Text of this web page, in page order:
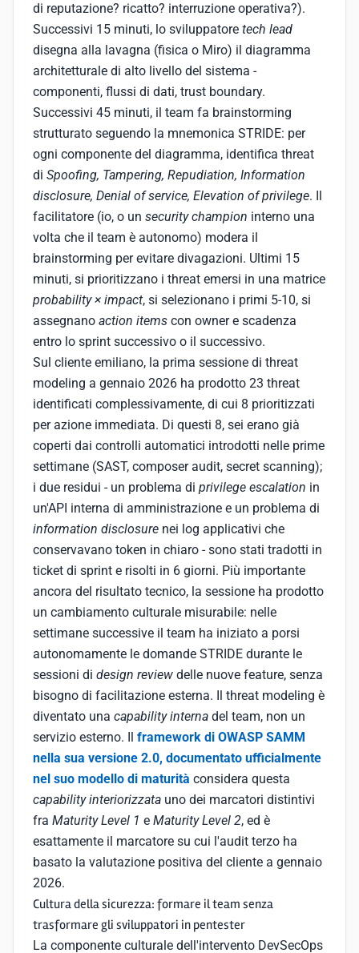
di reputazione? ricatto? interruzione operativa?).
Successivi 15 minuti, lo sviluppatore tech lead
disegna alla lavagna (fisica o Miro) il diagramma
architetturale di alto livello del sistema -
componenti, flussi di dati, trust boundary.
Successivi 45 minuti, il team fa brainstorming
strutturato seguendo la mnemonica STRIDE: per
ogni componente del diagramma, identifica threat
di Spoofing, Tampering, Repudiation, Information
disclosure, Denial of service, Elevation of privilege. Il
facilitatore (io, o un security champion interno una
volta che il team è autonomo) modera il
brainstorming per evitare divagazioni. Ultimi 15
minuti, si prioritizzano i threat emersi in una matrice
probability × impact, si selezionano i primi 5-10, si
assegnano action items con owner e scadenza
entro lo sprint successivo o il successivo.
Sul cliente emiliano, la prima sessione di threat
modeling a gennaio 2026 ha prodotto 23 threat
identificati complessivamente, di cui 8 prioritizzati
per azione immediata. Di questi 8, sei erano già
coperti dai controlli automatici introdotti nelle prime
settimane (SAST, composer audit, secret scanning);
i due residui - un problema di privilege escalation in
un'API interna di amministrazione e un problema di
information disclosure nei log applicativi che
conservavano token in chiaro - sono stati tradotti in
ticket di sprint e risolti in 6 giorni. Più importante
ancora del risultato tecnico, la sessione ha prodotto
un cambiamento culturale misurabile: nelle
settimane successive il team ha iniziato a porsi
autonomamente le domande STRIDE durante le
sessioni di design review delle nuove feature, senza
bisogno di facilitazione esterna. Il threat modeling è
diventato una capability interna del team, non un
servizio esterno. Il framework di OWASP SAMM
nella sua versione 2.0, documentato ufficialmente
nel suo modello di maturità considera questa
capability interiorizzata uno dei marcatori distintivi
fra Maturity Level 1 e Maturity Level 2, ed è
esattamente il marcatore su cui l'audit terzo ha
basato la valutazione positiva del cliente a gennaio
2026.
Cultura della sicurezza: formare il team senza
trasformare gli sviluppatori in pentester
La componente culturale dell'intervento DevSecOps